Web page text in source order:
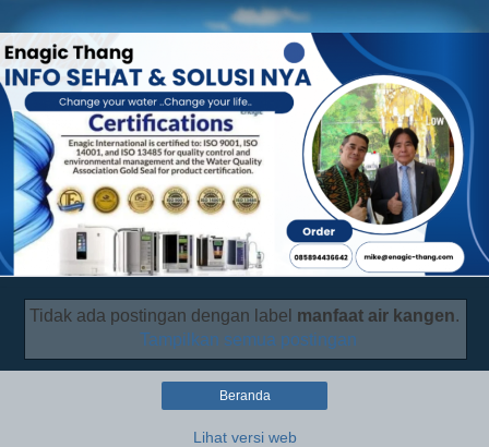
Tidak ada postingan dengan label manfaat air kangen.
Tampilkan semua postingan
Beranda
Lihat versi web